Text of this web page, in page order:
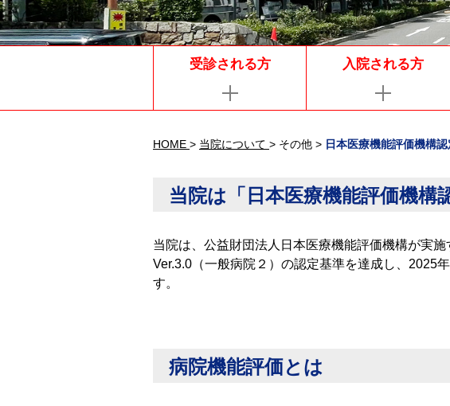
受診される方 入院される方
HOME > 当院について > その他 > 日本医療機能評価機構
当院は「日本医療機能評価機構
当院は、公益財団法人日本医療機能評価機構が実
Ver.3.0（一般病院２）の認定基準を達成し、2025
す。
病院機能評価とは